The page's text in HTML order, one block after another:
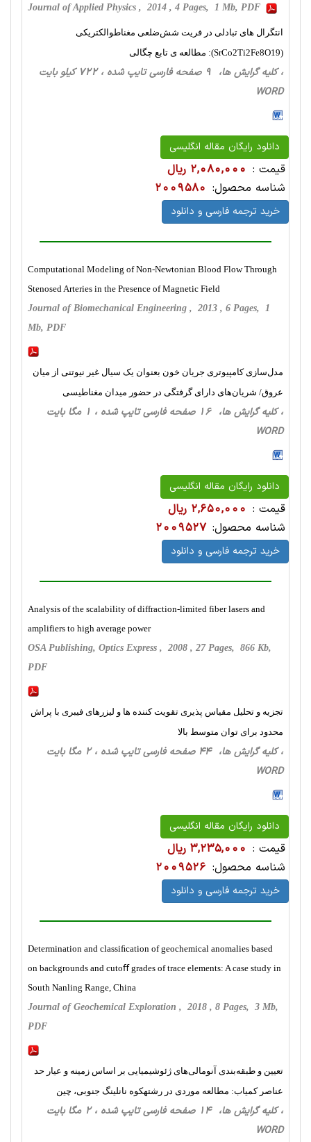
Journal of Applied Physics , 2014 , 4 Pages, 1 Mb, PDF
انتگرال های تبادلی در فریت شش‌ضلعی مغناطوالکتریکی
(SrCo2Ti2Fe8O19): مطالعه ی تابع چگالی
، کلیه گرایش ها، 9 صفحه فارسی تایپ شده ، 722 کیلو بایت
WORD
دانلود رایگان مقاله انگلیسی
قیمت : 2,080,000 ریال
شناسه محصول: 2009580
خرید ترجمه فارسی و دانلود
Computational Modeling of Non-Newtonian Blood Flow Through
Stenosed Arteries in the Presence of Magnetic Field
Journal of Biomechanical Engineering , 2013 , 6 Pages, 1
Mb, PDF
مدل‌سازی کامپیوتری جریان خون بعنوان یک سیال غیر نیوتنی از میان
عروق/ شریان‌های دارای گرفتگی در حضور میدان مغناطیسی
، کلیه گرایش ها، 16 صفحه فارسی تایپ شده ، 1 مگا بایت
WORD
دانلود رایگان مقاله انگلیسی
قیمت : 2,650,000 ریال
شناسه محصول: 2009527
خرید ترجمه فارسی و دانلود
Analysis of the scalability of diffraction-limited fiber lasers and
amplifiers to high average power
OSA Publishing, Optics Express , 2008 , 27 Pages, 866 Kb,
PDF
تجزیه و تحلیل مقیاس پذیری تقویت کننده ها و لیزرهای فیبری با پراش
محدود برای توان متوسط بالا
، کلیه گرایش ها، 44 صفحه فارسی تایپ شده ، 2 مگا بایت
WORD
دانلود رایگان مقاله انگلیسی
قیمت : 3,235,000 ریال
شناسه محصول: 2009526
خرید ترجمه فارسی و دانلود
Determination and classiﬁcation of geochemical anomalies based
on backgrounds and cutoﬀ grades of trace elements: A case study in
South Nanling Range, China
Journal of Geochemical Exploration , 2018 , 8 Pages, 3 Mb,
PDF
تعیین و طبقه‌بندی آنومالی‌های ژئوشیمیایی بر اساس زمینه و عیار حد
عناصر کمیاب: مطالعه موردی در رشتهکوه نانلینگ جنوبی، چین
، کلیه گرایش ها، 14 صفحه فارسی تایپ شده ، 2 مگا بایت
WORD